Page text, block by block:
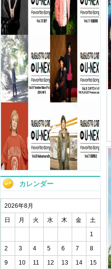
カレンダー
2026年8月
日 月 火 水 木 金 土
1
2 3 4 5 6 7 8
9 10 11 12 13 14 15